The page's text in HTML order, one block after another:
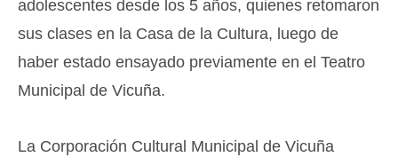
adolescentes desde los 5 años, quienes retomaron
sus clases en la Casa de la Cultura, luego de
haber estado ensayado previamente en el Teatro
Municipal de Vicuña.
La Corporación Cultural Municipal de Vicuña